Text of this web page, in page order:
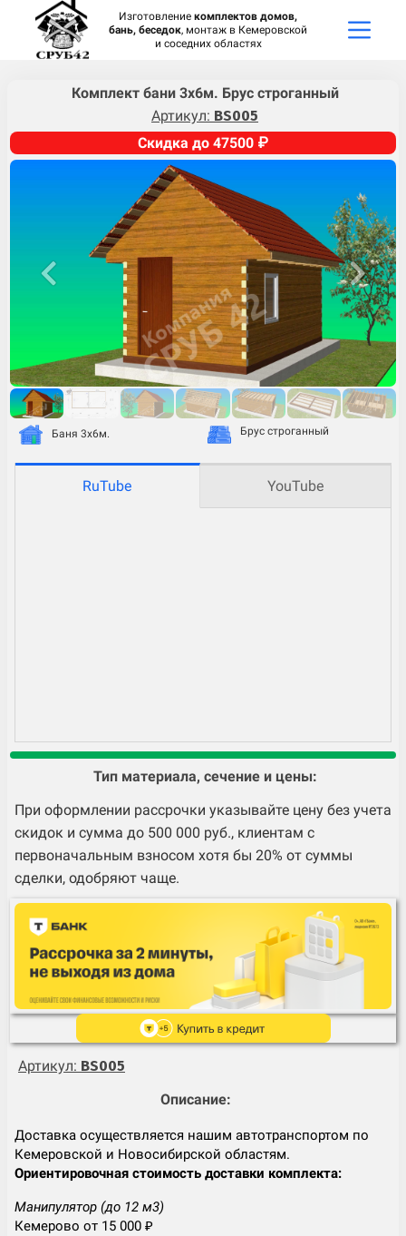
Изготовление комплектов домов,
бань, беседок, монтаж в Кемеровской
и соседних областях
Комплект бани 3х6м. Брус строганный
Артикул: BS005
Скидка до 47500 ₽
Баня 3х6м. Брус строганный
RuTube YouTube
Тип материала, сечение и цены:
При оформлении рассрочки указывайте цену без учета
скидок и сумма до 500 000 руб., клиентам с
первоначальным взносом хотя бы 20% от суммы
сделки, одобряют чаще.
Артикул: BS005
Описание:
Доставка осуществляется нашим автотранспортом по
Кемеровской и Новосибирской областям.
Ориентировочная стоимость доставки комплекта:
Манипулятор (до 12 м3)
Кемерово от 15 000 ₽